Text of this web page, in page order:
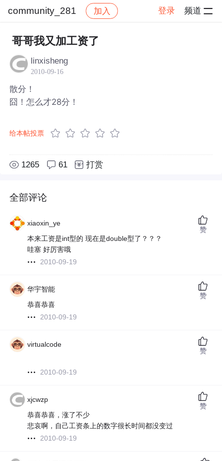
community_281 加入 登录 频道
社区 community_281
哥哥我又加工资了
linxisheng
2010-09-16
散分！
囧！怎么才28分！
给本帖投票
1265 61 打赏
全部评论
xiaoxin_ye
本来工资是int型的 现在是double型了？？？
哇塞 好厉害哦
2010-09-19
赞
华宇智能
恭喜恭喜
2010-09-19
赞
virtualcode
2010-09-19
赞
xjcwzp
恭喜恭喜，涨了不少
悲哀啊，自己工资条上的数字很长时间都没变过
2010-09-19
赞